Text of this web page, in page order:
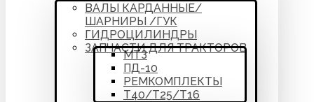
ВАЛЫ КАРДАННЫЕ/
ШАРНИРЫ /ГУК
ГИДРОЦИЛИНДРЫ
ЗАПЧАСТИ ДЛЯ ТРАКТОРОВ
МТЗ
ПД-10
РЕМКОМПЛЕКТЫ
Т40/Т25/Т16